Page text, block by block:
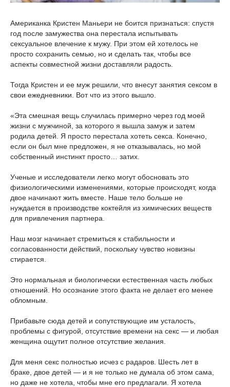
Американка Кристен Маньери не боится признаться: спустя
год после замужества она перестала испытывать
сексуальное влечение к мужу. При этом ей хотелось не
просто сохранить семью, но и сделать так, чтобы все
аспекты совместной жизни доставляли радость.
Тогда Кристен и ее муж решили, что внесут занятия сексом в
свои ежедневники. Вот что из этого вышло.
«Эта смешная вещь случилась примерно через год моей
жизни с мужчиной, за которого я вышла замуж и затем
родила детей. Я просто перестала хотеть секса. Конечно,
если он был мне предложен, я не отказывалась, но мой
собственный инстинкт просто… затих.
Ученые и исследователи легко могут обосновать это
физиологическими изменениями, которые происходят, когда
двое начинают жить вместе. Наше тело больше не
нуждается в производстве коктейля из химических веществ
для привлечения партнера.
Наш мозг начинает стремиться к стабильности и
согласованности действий, поскольку чувство новизны
стирается.
Это нормальная и биологически естественная часть любых
отношений. Но осознание этого факта не делает его менее
обломным.
Прибавьте сюда детей и сопутствующие им усталость,
проблемы с фигурой, отсутствие времени на секс — и любая
женщина ощутит полное отсутствие желания.
Для меня секс полностью исчез с радаров. Шесть лет в
браке, двое детей — и я не только не думала об этом сама,
но даже не хотела, чтобы мне его предлагали. Я хотела